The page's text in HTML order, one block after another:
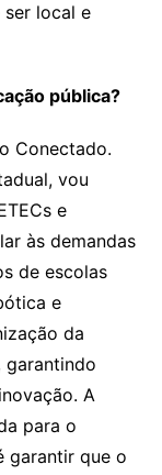
local e
pública?
Conectado.
vou
e
às demandas
de escolas
e
da
garantindo
A
para o
garantir que o